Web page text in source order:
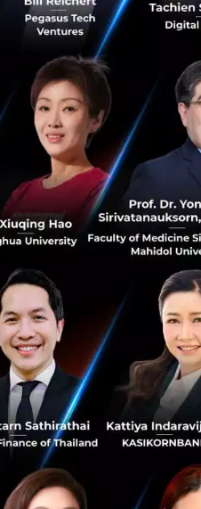
ความร่วมมือสุดแข็งแกร่งจ